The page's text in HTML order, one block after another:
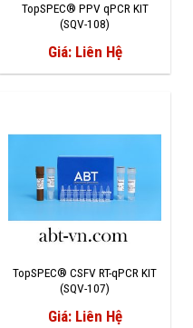
TopSPEC® PPV qPCR KIT
(SQV-108)
Giá: Liên Hệ
TopSPEC® CSFV RT-qPCR KIT
(SQV-107)
Giá: Liên Hệ